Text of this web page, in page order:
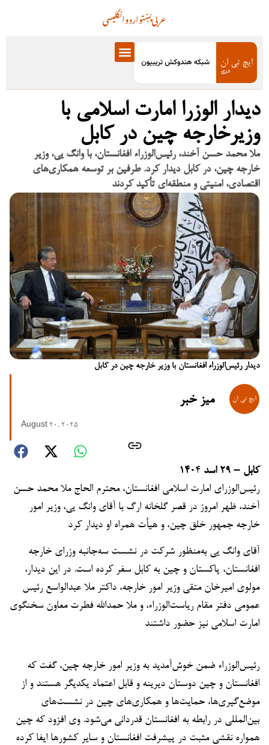
انگلیسیاردوپښتوعربی
دیدار الوزرا امارت اسلامی با
وزیرخارجه چین در کابل
ملا محمد حسن آخند، رئیس‌الوزراء افغانستان، با وانگ یی، وزیر
خارجه چین، در کابل دیدار کرد. طرفین بر توسعه همکاری‌های
اقتصادی، امنیتی و منطقه‌ای تأکید کردند
دیدار رئیس‌الوزراء افغانستان با وزیر خارجه چین در کابل
میز خبر
August 20, 2025
کابل – ۲۹ اسد ۱۴۰
۴
رئیس‌الوزرای امارت اسلامی افغانستان، محترم الحاج ملا محمد حسن
آخند، ظهر امروز در قصر گلخانه ارگ با آقای وانگ یی، وزیر امور
خارجه جمهور خلق چین، و هیأت همراه او دیدار کرد
آقای وانگ یی به‌منظور شرکت در نشست سه‌جانبه وزرای خارجه
افغانستان، پاکستان و چین به کابل سفر کرده است. در این دیدار،
مولوی امیرخان متقی وزیر امور خارجه، داکتر ملا عبدالواسع رئیس
عمومی دفتر مقام ریاست‌الوزراء، و ملا حمدالله فطرت معاون سخنگوی
امارت اسلامی نیز حضور داشتند
رئیس‌الوزراء ضمن خوش‌آمدید به وزیر امور خارجه چین، گفت که
افغانستان و چین دوستان دیرینه و قابل اعتماد یکدیگر هستند و از
موضع‌گیری‌ها، حمایت‌ها و همکاری‌های چین در نشست‌های
بین‌المللی در رابطه به افغانستان قدردانی می‌شود. وی افزود که چین
همواره نقشی مثبت در پیشرفت افغانستان و سایر کشورها ایفا کرده